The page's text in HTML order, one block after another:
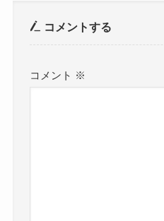
コメントする
コメント ※